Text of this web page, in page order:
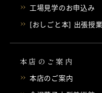
工場見学のお申込み
[おしごと本] 出張授
本店のご案内
本店のご案内